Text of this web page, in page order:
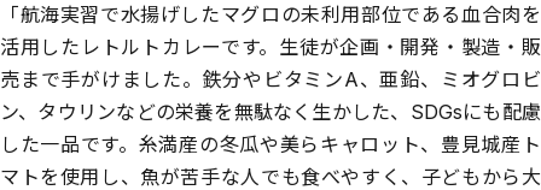
「航海実習で水揚げしたマグロの未利用部位である血合肉を
活用したレトルトカレーです。生徒が企画・開発・製造・販
売まで手がけました。鉄分やビタミンA、亜鉛、ミオグロビ
ン、タウリンなどの栄養を無駄なく生かした、SDGsにも配慮
した一品です。糸満産の冬瓜や美らキャロット、豊見城産ト
マトを使用し、魚が苦手な人でも食べやすく、子どもから大